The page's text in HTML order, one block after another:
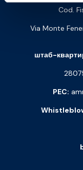
Cod.
Via Monte
штаб-
PEC: